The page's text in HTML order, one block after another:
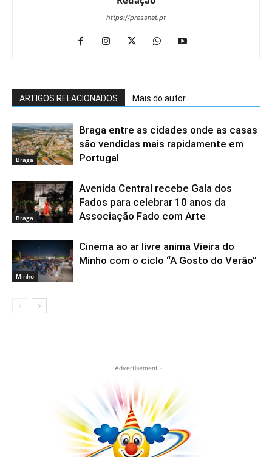
https://pressnet.pt
ARTIGOS RELACIONADOS Mais do autor
Braga
Braga entre as cidades onde as casas
são vendidas mais rapidamente em
Portugal
Braga
Avenida Central recebe Gala dos
Fados para celebrar 10 anos da
Associação Fado com Arte
Minho
Cinema ao ar livre anima Vieira do
Minho com o ciclo “A Gosto do Verão”
- Advertisement -